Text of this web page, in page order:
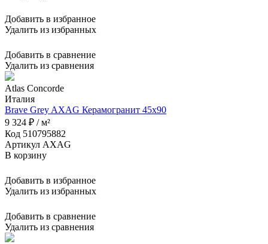
Добавить в избранное
Удалить из избранных
Добавить в сравнение
Удалить из сравнения
Atlas Concorde
Италия
Brave Grey AXAG Керамогранит 45x90
9 324 ₽ / м²
Код 510795882
Артикул AXAG
В корзину
Добавить в избранное
Удалить из избранных
Добавить в сравнение
Удалить из сравнения